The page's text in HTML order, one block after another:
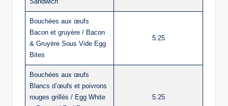
Bouchées aux œufs
Bacon et gruyère / Bacon
& Gruyère Sous Vide Egg
Bites
5.25
Bouchées aux œufs
Blancs d’œufs et poivrons
rouges grillés / Egg White
5.25